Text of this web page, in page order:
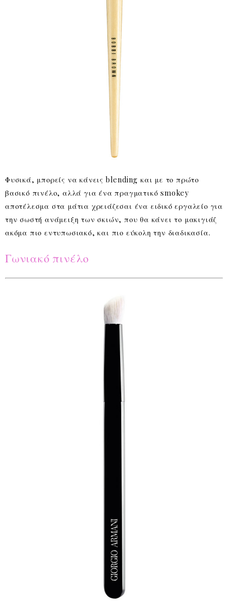
Φυσικά, μπορείς να κάνεις blending και με το πρώτο
βασικό πινέλο, αλλά για ένα πραγματικό smokey
αποτέλεσμα στα μάτια χρειάζεσαι ένα ειδικό εργαλείο για
την σωστή ανάμειξη των σκιών, που θα κάνει το μακιγιάζ
ακόμα πιο εντυπωσιακό, και πιο εύκολη την διαδικασία.
Γωνιακό πινέλο